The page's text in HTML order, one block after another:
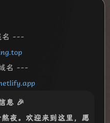
名 ---
名 ---
息 🎉
夜。欢迎来到这里，愿